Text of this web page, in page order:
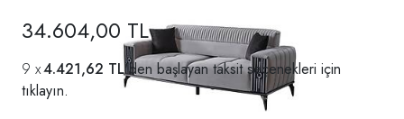
34.604,00 TL
4.421,62 TL'den başlayan taksit seçenekleri için
tıklayın.